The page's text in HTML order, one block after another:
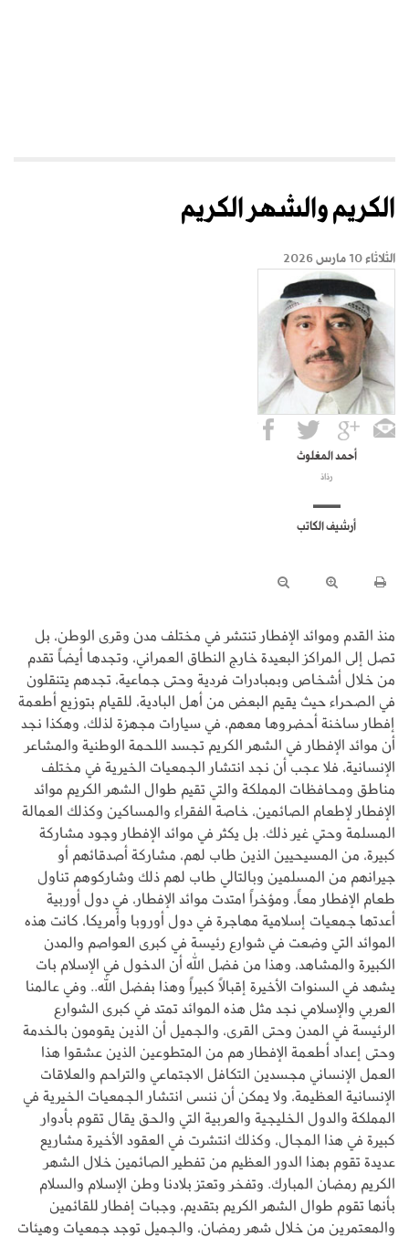
الكريم والشهر الكريم
الثلاثاء 10 مارس 2026
أحمد المغلوث
رذاذ
أرشيف الكاتب
منذ القدم وموائد الإفطار تنتشر في مختلف مدن وقرى الوطن، بل
تصل إلى المراكز البعيدة خارج النطاق العمراني، وتجدها أيضاً تقدم
من خلال أشخاص وبمبادرات فردية وحتى جماعية، تجدهم يتنقلون
في الصحراء حيث يقيم البعض من أهل البادية، للقيام بتوزيع أطعمة
إفطار ساخنة أحضروها معهم، في سيارات مجهزة لذلك، وهكذا نجد
أن موائد الإفطار في الشهر الكريم تجسد اللحمة الوطنية والمشاعر
الإنسانية، فلا عجب أن نجد انتشار الجمعيات الخيرية في مختلف
مناطق ومحافظات المملكة والتي تقيم طوال الشهر الكريم موائد
الإفطار لإطعام الصائمين، خاصة الفقراء والمساكين وكذلك العمالة
المسلمة وحتي غير ذلك. بل يكثر في موائد الإفطار وجود مشاركة
كبيرة، من المسيحيين الذين طاب لهم، مشاركة أصدقائهم أو
جيرانهم من المسلمين وبالتالي طاب لهم ذلك وشاركوهم تناول
طعام الإفطار معاً، ومؤخراً امتدت موائد الإفطار، في دول أوربية
أعدتها جمعيات إسلامية مهاجرة في دول أوروبا وأمريكا، كانت هذه
الموائد التي وضعت في شوارع رئيسة في كبرى العواصم والمدن
الكبيرة والمشاهد، وهذا من فضل الله أن الدخول في الإسلام بات
يشهد في السنوات الأخيرة إقبالاً كبيراً وهذا بفضل الله.. وفي عالمنا
العربي والإسلامي نجد مثل هذه الموائد تمتد في كبرى الشوارع
الرئيسة في المدن وحتى القرى، والجميل أن الذين يقومون بالخدمة
وحتى إعداد أطعمة الإفطار هم من المتطوعين الذين عشقوا هذا
العمل الإنساني مجسدين التكافل الاجتماعي والتراحم والعلاقات
الإنسانية العظيمة، ولا يمكن أن ننسى انتشار الجمعيات الخيرية في
المملكة والدول الخليجية والعربية التي والحق يقال تقوم بأدوار
كبيرة في هذا المجال، وكذلك انتشرت في العقود الأخيرة مشاريع
عديدة تقوم بهذا الدور العظيم من تفطير الصائمين خلال الشهر
الكريم رمضان المبارك. وتفخر وتعتز بلادنا وطن الإسلام والسلام
بأنها تقوم طوال الشهر الكريم بتقديم، وجبات إفطار للقائمين
والمعتمرين من خلال شهر رمضان، والجميل توجد جمعيات وهيئات